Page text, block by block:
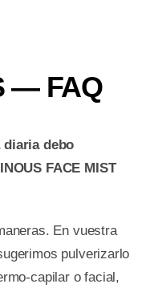
— FAQ
diaria debo
FACE MIST
En vuestra
pulverizarlo
capilar o facial,